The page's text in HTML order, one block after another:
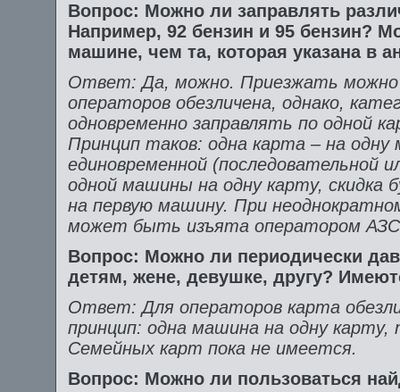
Вопрос: Можно ли заправлять
Например, 92 бензин и 95 бензин?
машине, чем та, которая указана в
Ответ: Да, можно. Приезжать
операторов обезличена, однако,
одновременно заправлять по одной
Принцип таков: одна карта – на одну
единовременной (последовательной
одной машины на одну карту, скидка
на первую машину. При
может быть изъята оператором
Вопрос: Можно ли периодически
детям, жене, девушке, другу?
Ответ: Для операторов карта
принцип: одна машина на одну карту,
Семейных карт пока не имеется.
Вопрос: Можно ли пользоваться